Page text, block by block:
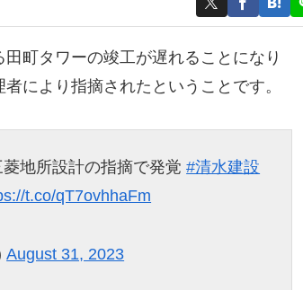
町タワーの竣工が遅れることになり
により指摘されたということです。
地所設計の指摘で発覚#清水建設
t.co/qT7ovhhaFm
August 31, 2023